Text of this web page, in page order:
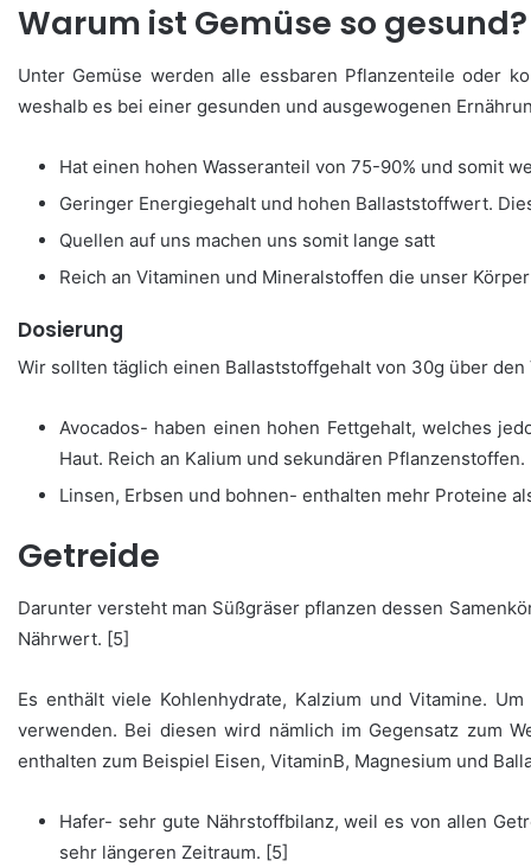
Warum ist Gemüse so gesund?
Unter Gemüse werden alle essbaren Pflanzenteile oder
weshalb es bei einer gesunden und ausgewogenen
Hat einen hohen Wasseranteil von 75-90% und somit
Geringer Energiegehalt und hohen Ballaststoffwert.
Quellen auf uns machen uns somit lange satt
Reich an Vitaminen und Mineralstoffen die unser
Dosierung
Wir sollten täglich einen Ballaststoffgehalt von 30g über
Avocados- haben einen hohen Fettgehalt, welches
Haut. Reich an Kalium und sekundären Pflanzenstoffen.
Linsen, Erbsen und bohnen- enthalten mehr Proteine
Getreide
Darunter versteht man Süßgräser pflanzen dessen
Nährwert. [5]
Es enthält viele Kohlenhydrate, Kalzium und Vitamine.
verwenden. Bei diesen wird nämlich im Gegensatz zum
enthalten zum Beispiel Eisen, VitaminB, Magnesium und
Hafer- sehr gute Nährstoffbilanz, weil es von allen
sehr längeren Zeitraum. [5]